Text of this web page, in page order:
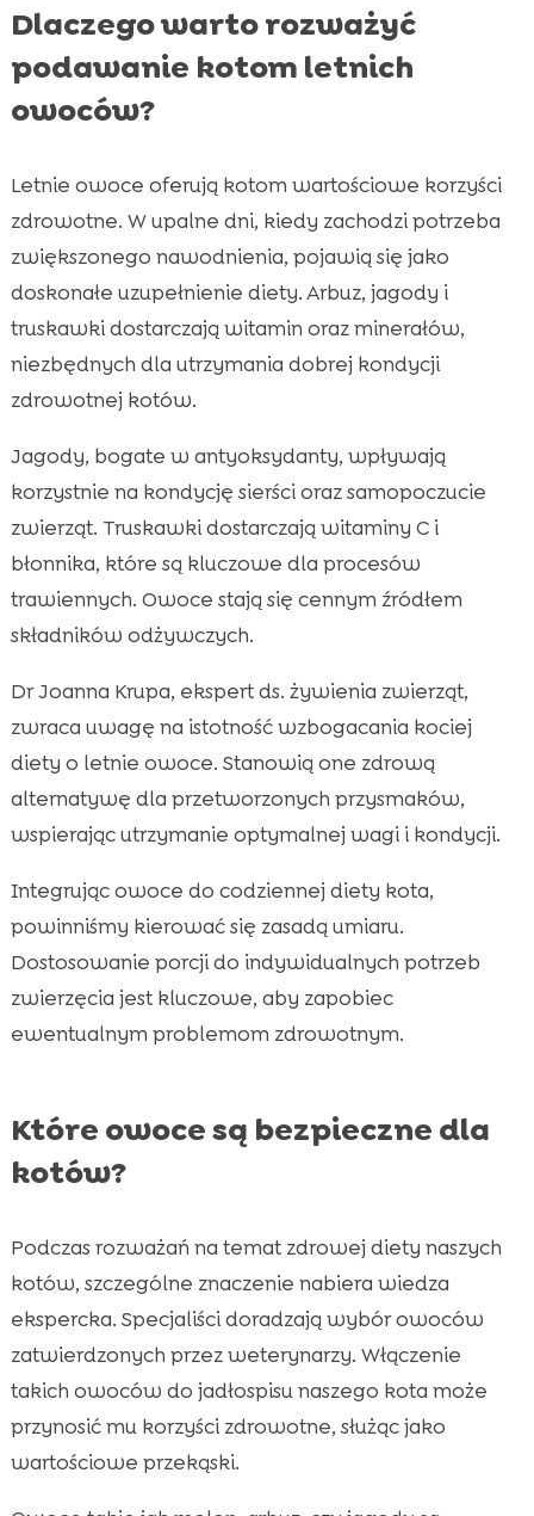
Dlaczego warto rozważyć
podawanie kotom letnich
owoców?
Letnie owoce oferują kotom wartościowe korzyści
zdrowotne. W upalne dni, kiedy zachodzi potrzeba
zwiększonego nawodnienia, pojawią się jako
doskonałe uzupełnienie diety. Arbuz, jagody i
truskawki dostarczają witamin oraz minerałów,
niezbędnych dla utrzymania dobrej kondycji
zdrowotnej kotów.
Jagody, bogate w antyoksydanty, wpływają
korzystnie na kondycję sierści oraz samopoczucie
zwierząt. Truskawki dostarczają witaminy C i
błonnika, które są kluczowe dla procesów
trawiennych. Owoce stają się cennym źródłem
składników odżywczych.
Dr Joanna Krupa, ekspert ds. żywienia zwierząt,
zwraca uwagę na istotność wzbogacania kociej
diety o letnie owoce. Stanowią one zdrową
alternatywę dla przetworzonych przysmaków,
wspierając utrzymanie optymalnej wagi i kondycji.
Integrując owoce do codziennej diety kota,
powinniśmy kierować się zasadą umiaru.
Dostosowanie porcji do indywidualnych potrzeb
zwierzęcia jest kluczowe, aby zapobiec
ewentualnym problemom zdrowotnym.
Które owoce są bezpieczne dla
kotów?
Podczas rozważań na temat zdrowej diety naszych
kotów, szczególne znaczenie nabiera wiedza
ekspercka. Specjaliści doradzają wybór owoców
zatwierdzonych przez weterynarzy. Włączenie
takich owoców do jadłospisu naszego kota może
przynosić mu korzyści zdrowotne, służąc jako
wartościowe przekąski.